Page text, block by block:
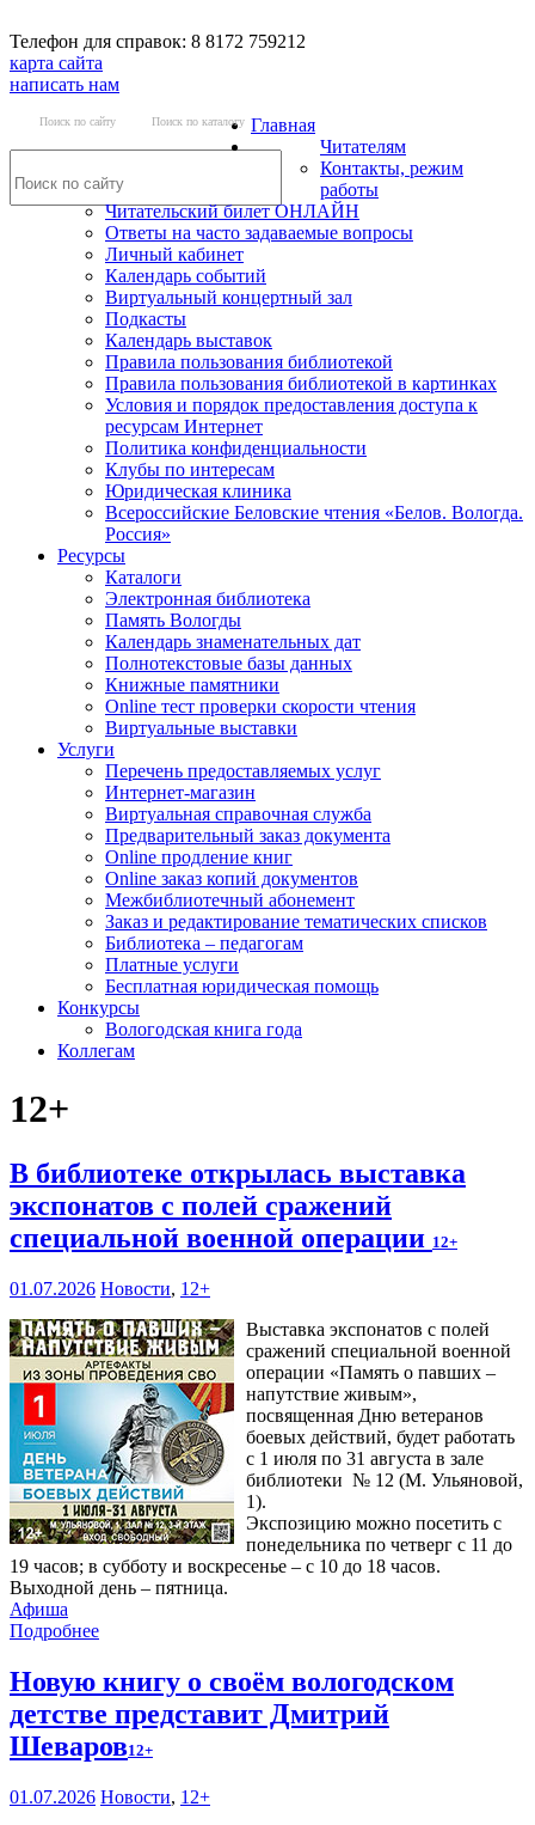
Телефон для справок: 8 8172 759212
карта сайта
написать нам
Поиск по сайту Поиск по каталогу Главная
Читателям
Контакты, режим
работы
Читательский билет ОНЛАЙН
Ответы на часто задаваемые вопросы
Личный кабинет
Календарь событий
Виртуальный концертный зал
Подкасты
Календарь выставок
Правила пользования библиотекой
Правила пользования библиотекой в картинках
Условия и порядок предоставления доступа к
ресурсам Интернет
Политика конфиденциальности
Клубы по интересам
Юридическая клиника
Всероссийские Беловские чтения «Белов. Вологда.
Россия»
Ресурсы
Каталоги
Электронная библиотека
Память Вологды
Календарь знаменательных дат
Полнотекстовые базы данных
Книжные памятники
Online тест проверки скорости чтения
Виртуальные выставки
Услуги
Перечень предоставляемых услуг
Интернет-магазин
Виртуальная справочная служба
Предварительный заказ документа
Online продление книг
Online заказ копий документов
Межбиблиотечный абонемент
Заказ и редактирование тематических списков
Библиотека – педагогам
Платные услуги
Бесплатная юридическая помощь
Конкурсы
Вологодская книга года
Коллегам
12+
В библиотеке открылась выставка
экспонатов с полей сражений
специальной военной операции 12+
01.07.2026 Новости, 12+
Выставка экспонатов с полей
сражений специальной военной
операции «Память о павших –
напутствие живым»,
посвященная Дню ветеранов
боевых действий, будет работать
с 1 июля по 31 августа в зале
библиотеки № 12 (М. Ульяновой,
1).
Экспозицию можно посетить с
понедельника по четверг с 11 до
19 часов; в субботу и воскресенье – с 10 до 18 часов.
Выходной день – пятница.
Афиша
Подробнее
Новую книгу о своём вологодском
детстве представит Дмитрий
Шеваров12+
01.07.2026 Новости, 12+